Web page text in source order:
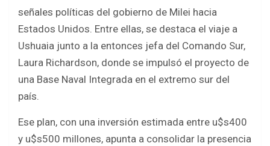
señales políticas del gobierno de Milei hacia
Estados Unidos. Entre ellas, se destaca el viaje a
Ushuaia junto a la entonces jefa del Comando Sur,
Laura Richardson, donde se impulsó el proyecto de
una Base Naval Integrada en el extremo sur del
país.
Ese plan, con una inversión estimada entre u$s400
y u$s500 millones, apunta a consolidar la presencia